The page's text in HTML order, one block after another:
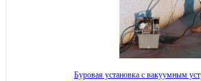
Буровая установка с вакуумным